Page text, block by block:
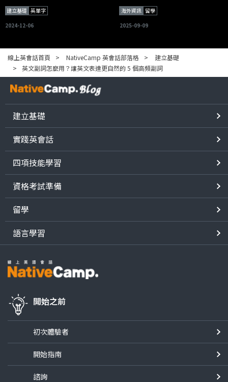
建立基礎 英單字
2024-12-06
海外資訊 留學
2025-09-09
線上英會話首頁 NativeCamp 英會話部落格
建立基礎
英文副詞怎麼用？讓英文表達更自然的 5 個高頻副詞
建立基礎
實踐英會話
四項技能學習
資格考試準備
留學
語言學習
開始之前
初次體驗者
開始指南
諮詢